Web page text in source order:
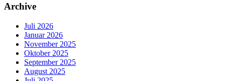
Archive
Juli 2026
Januar 2026
November 2025
Oktober 2025
September 2025
August 2025